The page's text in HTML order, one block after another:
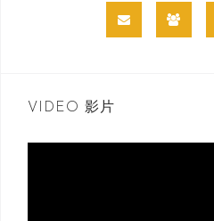
VIDEO 影片